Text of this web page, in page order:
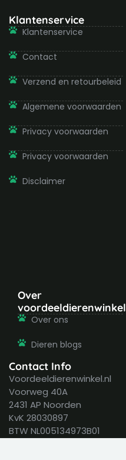
o g
Klantenservice
Klantenservice
Contact
Verzend en retourbeleid
Algemene voorwaarden
Privacy voorwaarden
Privacy voorwaarden
Disclaimer
Over
voordeeldierenwinkel
Over ons
Dieren blogs
Contact Info
Voordeeldierenwinkel.nl
Voorweg 40A
2431 AP Noorden
KvK 28030897
BTW NL005134973B01